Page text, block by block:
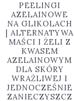
PEELINGI
AZELAINOWE
NA GLIKOLACH
| ALTERNATYWA
MAŚCI I ŻELI Z
KWASEM
AZELAINOWYM
DLA SKÓRY
WRAŻLIWEJ I
JEDNOCZEŚNIE
ZANIECZYSZCZ